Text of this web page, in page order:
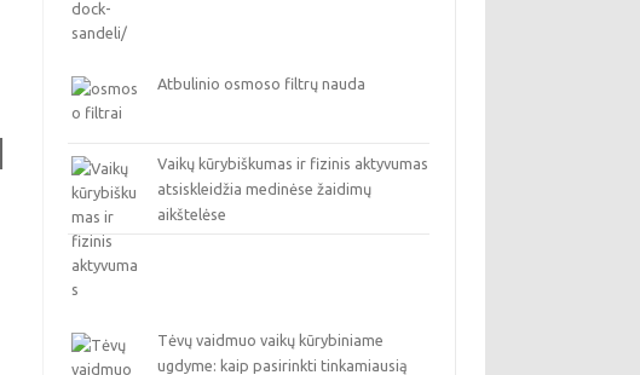
Atbulinio osmoso filtrų nauda
Vaikų kūrybiškumas ir fizinis aktyvumas
atsiskleidžia medinėse žaidimų
aikštelėse
Tėvų vaidmuo vaikų kūrybiniame
ugdyme: kaip pasirinkti tinkamiausią